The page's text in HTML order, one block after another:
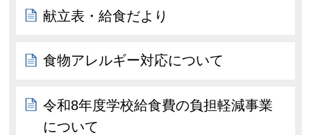
献立表・給食だより
食物アレルギー対応について
令和8年度学校給食費の負担軽減事業
について